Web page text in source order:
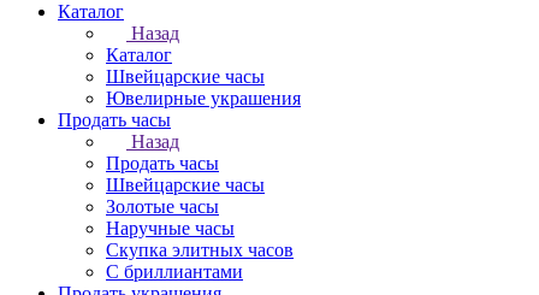
Каталог
Назад
Каталог
Швейцарские часы
Ювелирные украшения
Продать часы
Назад
Продать часы
Швейцарские часы
Золотые часы
Наручные часы
Скупка элитных часов
С бриллиантами